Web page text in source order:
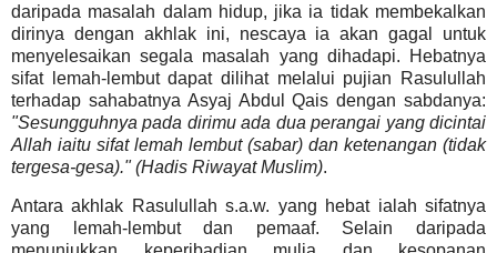
daripada masalah dalam hidup, jika ia tidak membekalkan
dirinya dengan akhlak ini, nescaya ia akan gagal untuk
menyelesaikan segala masalah yang dihadapi. Hebatnya
sifat lemah-lembut dapat dilihat melalui pujian Rasulullah
terhadap sahabatnya Asyaj Abdul Qais dengan sabdanya:
"Sesungguhnya pada dirimu ada dua perangai yang dicintai
Allah iaitu sifat lemah lembut (sabar) dan ketenangan (tidak
tergesa-gesa)." (Hadis Riwayat Muslim).
Antara akhlak Rasulullah s.a.w. yang hebat ialah sifatnya
yang lemah-lembut dan pemaaf. Selain daripada